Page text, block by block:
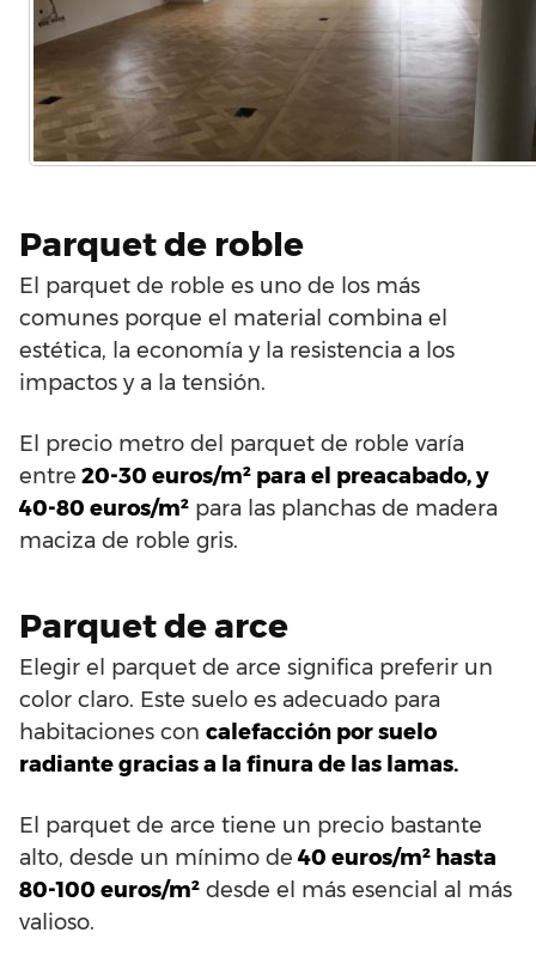
Parquet de roble
El parquet de roble es uno de los más
comunes porque el material combina el
estética, la economía y la resistencia a los
impactos y a la tensión.
El precio metro del parquet de roble varía
entre 20-30 euros/m² para el preacabado, y
40-80 euros/m² para las planchas de madera
maciza de roble gris.
Parquet de arce
Elegir el parquet de arce significa preferir un
color claro. Este suelo es adecuado para
habitaciones con calefacción por suelo
radiante gracias a la finura de las lamas.
El parquet de arce tiene un precio bastante
alto, desde un mínimo de 40 euros/m² hasta
80-100 euros/m² desde el más esencial al más
valioso.